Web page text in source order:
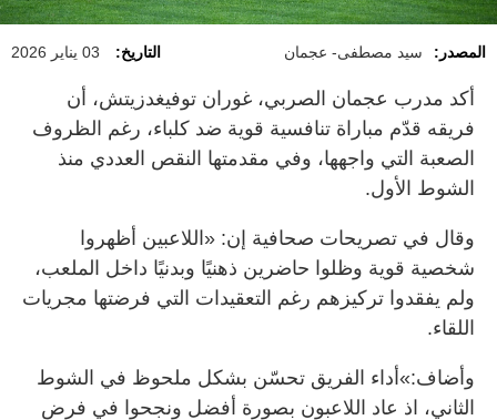
المصدر: سيد مصطفى- عجمان التاريخ: 03 يناير 2026
أكد مدرب عجمان الصربي، غوران توفيغدزيتش، أن
فريقه قدّم مباراة تنافسية قوية ضد كلباء، رغم الظروف
الصعبة التي واجهها، وفي مقدمتها النقص العددي منذ
الشوط الأول.
وقال في تصريحات صحافية إن: «اللاعبين أظهروا
شخصية قوية وظلوا حاضرين ذهنيًا وبدنيًا داخل الملعب،
ولم يفقدوا تركيزهم رغم التعقيدات التي فرضتها مجريات
اللقاء.
وأضاف:»أداء الفريق تحسّن بشكل ملحوظ في الشوط
الثاني، اذ عاد اللاعبون بصورة أفضل ونجحوا في فرض